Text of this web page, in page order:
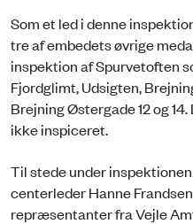
Som et led i denne
tre af embedets øvrige
inspektion af Spurvetoften
Fjordglimt, Udsigten,
Brejning Østergade 12 og
ikke inspiceret.
Til stede under
centerleder Hanne
repræsentanter fra Vejle